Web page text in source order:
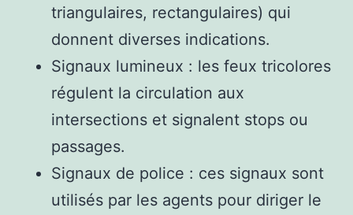
triangulaires, rectangulaires) qui
donnent diverses indications.
Signaux lumineux : les feux tricolores
régulent la circulation aux
intersections et signalent stops ou
passages.
Signaux de police : ces signaux sont
utilisés par les agents pour diriger le